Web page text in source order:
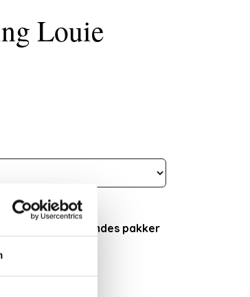
Louie
1. august, der sendes pakker